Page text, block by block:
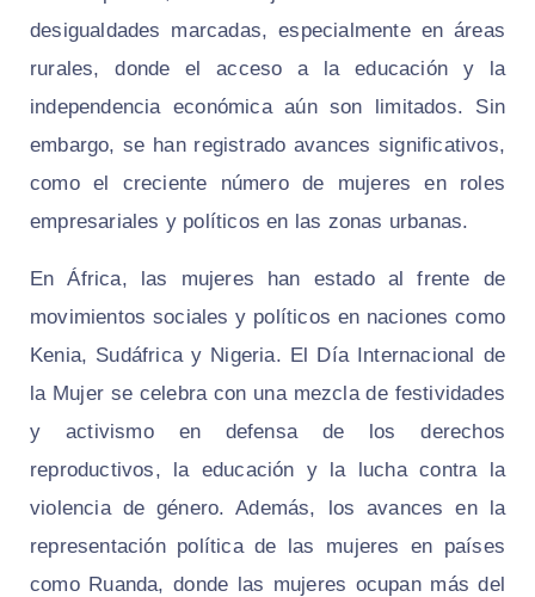
desigualdades marcadas, especialmente en áreas
rurales, donde el acceso a la educación y la
independencia económica aún son limitados. Sin
embargo, se han registrado avances significativos,
como el creciente número de mujeres en roles
empresariales y políticos en las zonas urbanas.
En África, las mujeres han estado al frente de
movimientos sociales y políticos en naciones como
Kenia, Sudáfrica y Nigeria. El Día Internacional de
la Mujer se celebra con una mezcla de festividades
y activismo en defensa de los derechos
reproductivos, la educación y la lucha contra la
violencia de género. Además, los avances en la
representación política de las mujeres en países
como Ruanda, donde las mujeres ocupan más del